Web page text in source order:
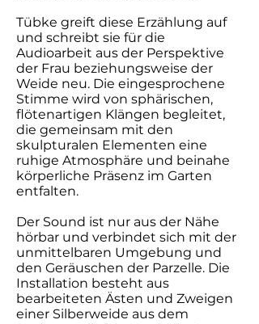
Tübke greift diese Erzählung auf
und schreibt sie für die
Audioarbeit aus der Perspektive
der Frau beziehungsweise der
Weide neu. Die eingesprochene
Stimme wird von sphärischen,
flötenartigen Klängen begleitet,
die gemeinsam mit den
skulpturalen Elementen eine
ruhige Atmosphäre und beinahe
körperliche Präsenz im Garten
entfalten.
Der Sound ist nur aus der Nähe
hörbar und verbindet sich mit der
unmittelbaren Umgebung und
den Geräuschen der Parzelle. Die
Installation besteht aus
bearbeiteten Ästen und Zweigen
einer Silberweide aus dem